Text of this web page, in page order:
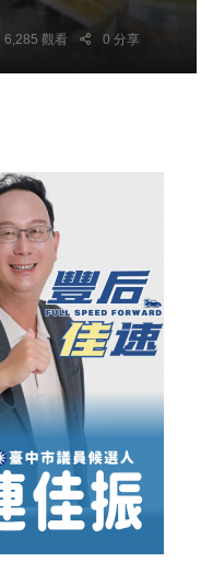
6,285 觀看 0 分享